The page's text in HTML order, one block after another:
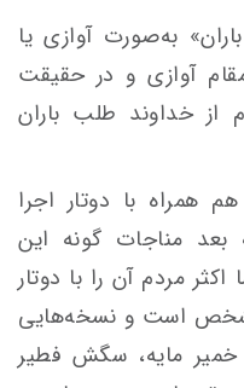
به‌صورت آوازی یا
آوازی و در حقیقت
از خداوند طلب باران
همراه با دوتار اجرا
بعد مناجات گونه این
مردم آن را با دوتار
است و نسخه‌هایی
مایه، سگش فطیر